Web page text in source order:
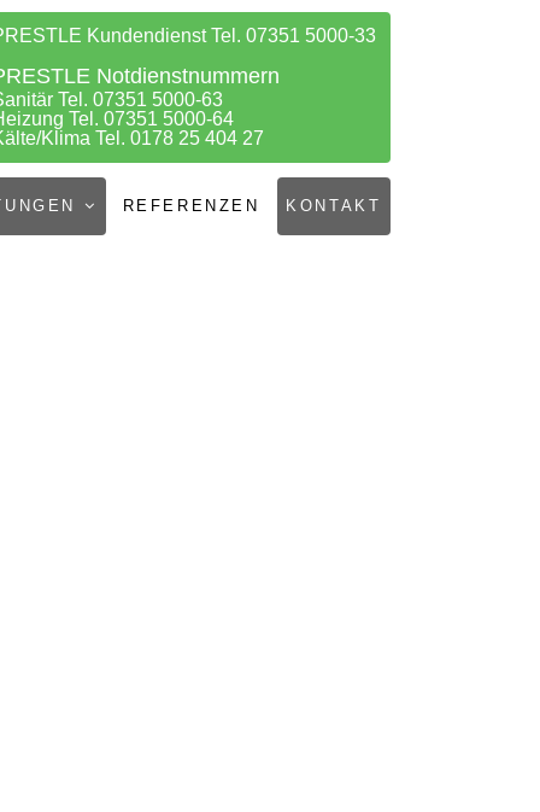
Kundendienst Tel. 07351 5000-33
Notdienstnummern
Tel. 07351 5000-63
Tel. 07351 5000-64
Klima Tel. 0178 25 404 27
REFERENZEN KONTAKT